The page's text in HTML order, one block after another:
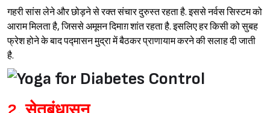
गहरी सांस लेने और छोड़ने से रक्त संचार दुरुस्त रहता है. इससे नर्वस सिस्टम को
आराम मिलता है, जिससे अमूमन दिमाग़ शांत रहता है. इसलिए हर किसी को सुबह
फ्रेश होने के बाद पद्मासन मुद्रा में बैठकर प्राणायाम करने की सलाह दी जाती
है.